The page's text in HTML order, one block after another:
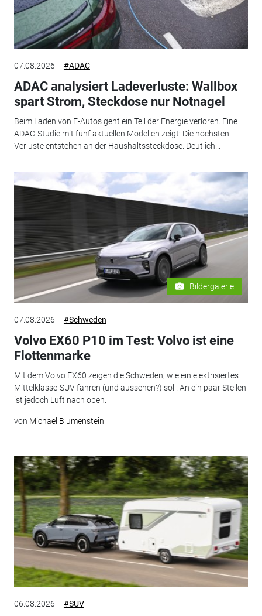
07.08.2026 #ADAC
ADAC analysiert Ladeverluste: Wallbox
spart Strom, Steckdose nur Notnagel
Beim Laden von E-Autos geht ein Teil der Energie verloren. Eine
ADAC-Studie mit fünf aktuellen Modellen zeigt: Die höchsten
Verluste entstehen an der Haushaltssteckdose. Deutlich...
Bildergalerie
07.08.2026 #Schweden
Volvo EX60 P10 im Test: Volvo ist eine
Flottenmarke
Mit dem Volvo EX60 zeigen die Schweden, wie ein elektrisiertes
Mittelklasse-SUV fahren (und aussehen?) soll. An ein paar Stellen
ist jedoch Luft nach oben.
von Michael Blumenstein
06.08.2026 #SUV